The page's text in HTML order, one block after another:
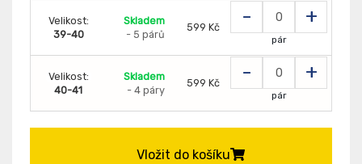
Velikost:
39-40
Skladem
- 5 párů
599 Kč - +
pár
Velikost:
40-41
Skladem
- 4 páry
599 Kč - +
pár
Vložit do košíku